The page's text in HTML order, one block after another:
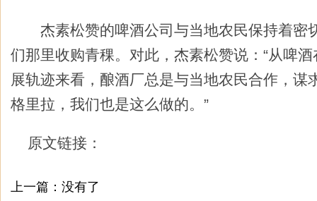
杰素松赞的啤酒公司与当地农民保持着密
们那里收购青稞。对此，杰素松赞说：“从啤
展轨迹来看，酿酒厂总是与当地农民合作，谋
格里拉，我们也是这么做的。”
原文链接：
上一篇：没有了